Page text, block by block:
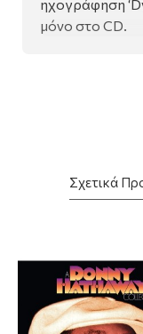
ηχογράφηση
μόνο στο CD.
Σχετικά